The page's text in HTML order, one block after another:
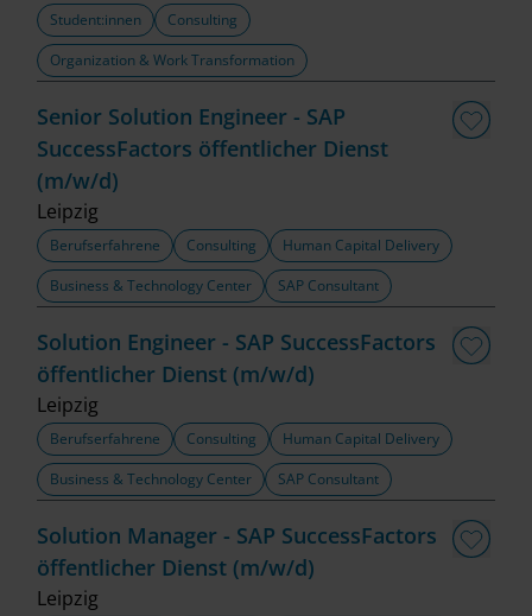
Geschäftsbereich
Fachbereich
Top Trends
Job finden
Filter löschen
Student:innen
Consulting
Organization & Work Transformation
Senior Solution Engineer - SAP
SuccessFactors öffentlicher Dienst
(m/w/d)
Leipzig
Berufserfahrene Consulting
Human Capital Delivery
Business & Technology Center
SAP Consultant
Solution Engineer - SAP SuccessFactors
öffentlicher Dienst (m/w/d)
Leipzig
Berufserfahrene Consulting
Human Capital Delivery
Business & Technology Center
SAP Consultant
Solution Manager - SAP SuccessFactors
öffentlicher Dienst (m/w/d)
Leipzig